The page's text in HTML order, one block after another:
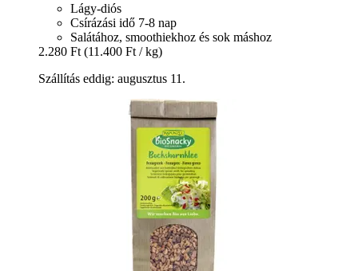
Lágy-diós
Csírázási idő 7-8 nap
Salátához, smoothiekhoz és sok máshoz
2.280 Ft (11.400 Ft / kg)
Szállítás eddig: augusztus 11.